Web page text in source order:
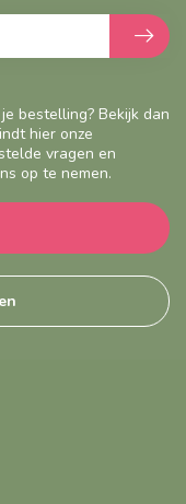
bestelling? Bekijk dan
hier onze
vragen en
op te nemen.